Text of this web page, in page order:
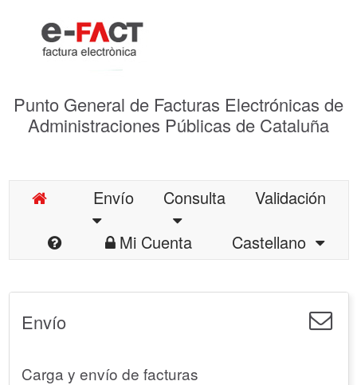
Punto General de Facturas Electrónicas de
Administraciones Públicas de Cataluña
Envío Consulta
Validación
Mi Cuenta
Castellano
Envío
Carga y envío de facturas